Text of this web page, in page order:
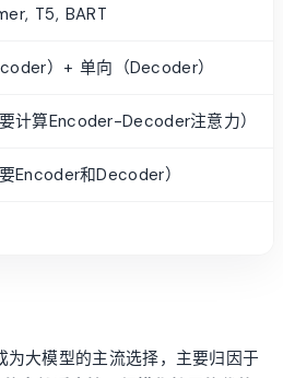
T5, BART
）+ 单向（Decoder）
计算Encoder-Decoder注意力）
Encoder和Decoder）
大模型的主流选择，主要归因于